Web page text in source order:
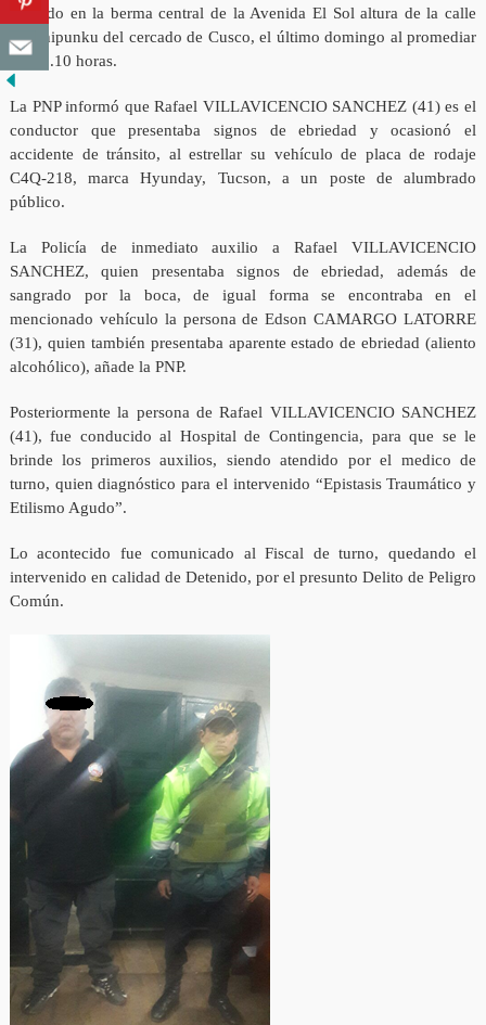
ubicado en la berma central de la Avenida El Sol altura de la calle
Kuichipunku del cercado de Cusco, el último domingo al promediar
las 23.10 horas.
La PNP informó que Rafael VILLAVICENCIO SANCHEZ (41) es el
conductor que presentaba signos de ebriedad y ocasionó el
accidente de tránsito, al estrellar su vehículo de placa de rodaje
C4Q-218, marca Hyunday, Tucson, a un poste de alumbrado
público.
La Policía de inmediato auxilio a Rafael VILLAVICENCIO
SANCHEZ, quien presentaba signos de ebriedad, además de
sangrado por la boca, de igual forma se encontraba en el
mencionado vehículo la persona de Edson CAMARGO LATORRE
(31), quien también presentaba aparente estado de ebriedad (aliento
alcohólico), añade la PNP.
Posteriormente la persona de Rafael VILLAVICENCIO SANCHEZ
(41), fue conducido al Hospital de Contingencia, para que se le
brinde los primeros auxilios, siendo atendido por el medico de
turno, quien diagnóstico para el intervenido “Epistasis Traumático y
Etilismo Agudo”.
Lo acontecido fue comunicado al Fiscal de turno, quedando el
intervenido en calidad de Detenido, por el presunto Delito de Peligro
Común.